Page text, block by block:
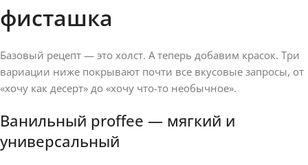
фисташка
Базовый рецепт — это холст. А теперь добавим красок. Три
вариации ниже покрывают почти все вкусовые запросы, от
«хочу как десерт» до «хочу что-то необычное».
Ванильный proffee — мягкий и
универсальный